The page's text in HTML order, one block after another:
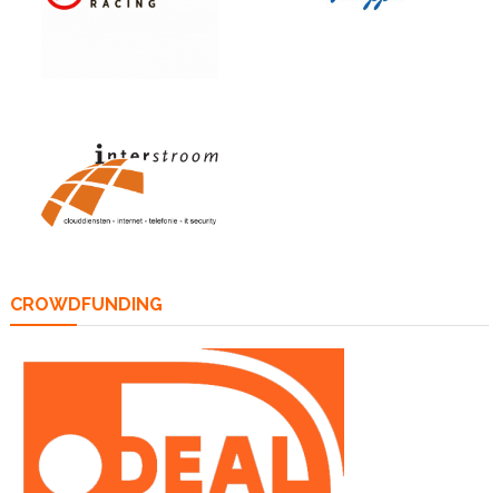
CROWDFUNDING